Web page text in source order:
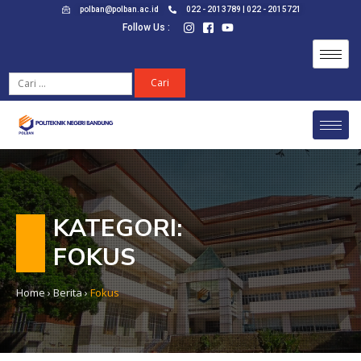
polban@polban.ac.id 022 - 2013789 | 022 - 2015721
Follow Us :
KATEGORI:
FOKUS
Home›Berita›Fokus